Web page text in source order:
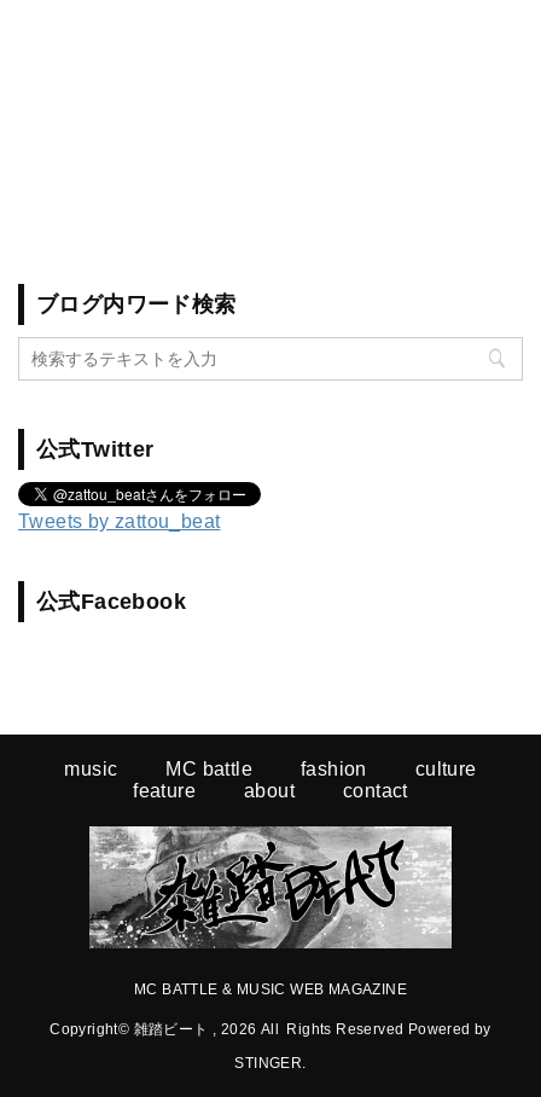
ブログ内ワード検索
公式Twitter
Tweets by zattou_beat
公式Facebook
music MC battle fashion
culture
feature
about contact
MC BATTLE & MUSIC WEB MAGAZINE
Copyright© 雑踏ビート , 2026 All Rights Reserved Powered by
STINGER.